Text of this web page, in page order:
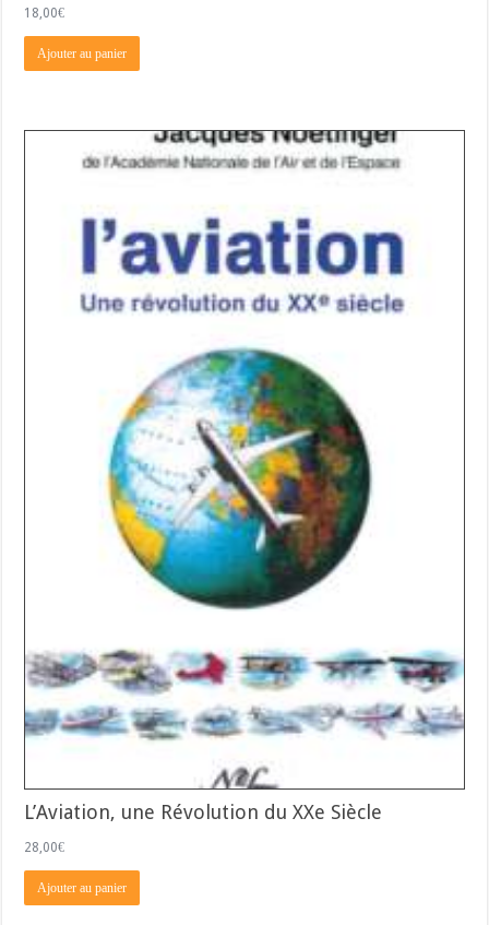
18,00€
Ajouter au panier
L’Aviation, une Révolution du XXe Siècle
28,00€
Ajouter au panier